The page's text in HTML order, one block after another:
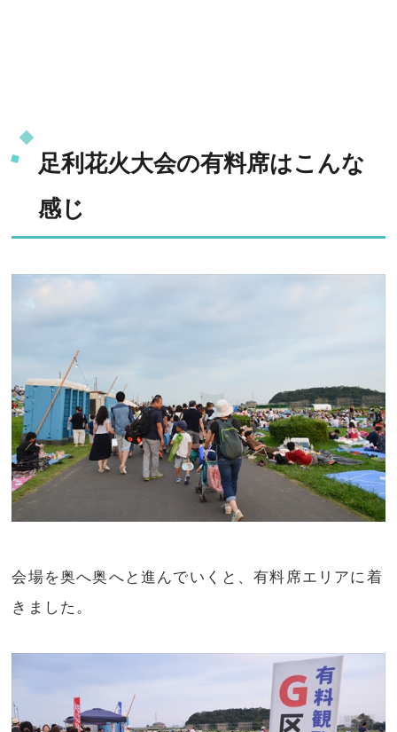
足利花火大会の有料席はこんな
感じ
会場を奥へ奥へと進んでいくと、有料席エリアに着
きました。